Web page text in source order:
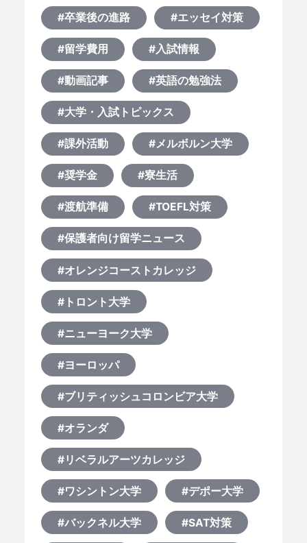
#卒業後の進路 #エッセイ対策
#留学費用 #入試情報
#動画記事 #英語の勉強法
#大学・入試トピックス
#課外活動 #メルボルン大学
#奨学金 #寮生活
#渡航準備 #TOEFL対策
#保護者向け留学ニュース
#オレンジコーストカレッジ
#トロント大学
#ニューヨーク大学
#ヨーロッパ
#ブリティッシュコロンビア大学
#オランダ
#リベラルアーツカレッジ
#ワシントン大学 #デポー大学
#バックネル大学 #SAT対策